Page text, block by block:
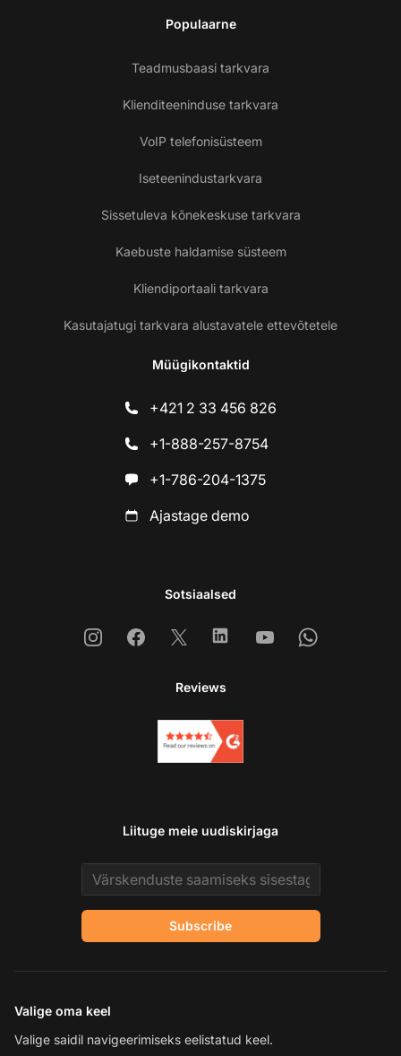
Populaarne
Teadmusbaasi tarkvara
Klienditeeninduse tarkvara
VoIP telefonisüsteem
Iseteenindustarkvara
Sissetuleva kõnekeskuse tarkvara
Kaebuste haldamise süsteem
Kliendiportaali tarkvara
Kasutajatugi tarkvara alustavatele ettevõtetele
Müügikontaktid
+421 2 33 456 826
+1-888-257-8754
+1-786-204-1375
Ajastage demo
Sotsiaalsed
InstagramFacebook
X LinkedinYoutubeWhatsapp
Reviews
Liituge meie uudiskirjaga
Email address
Subscribe
Valige oma keel
Valige saidil navigeerimiseks eelistatud keel.